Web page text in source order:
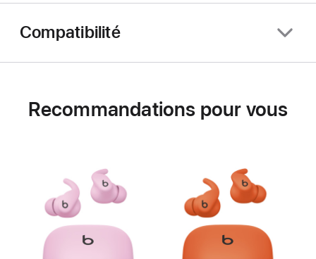
Compatibilité
Recommandations pour vous